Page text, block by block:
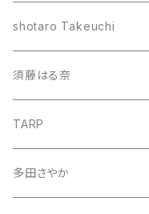
shotaro Takeuchi
須藤はる奈
TARP
多田さやか